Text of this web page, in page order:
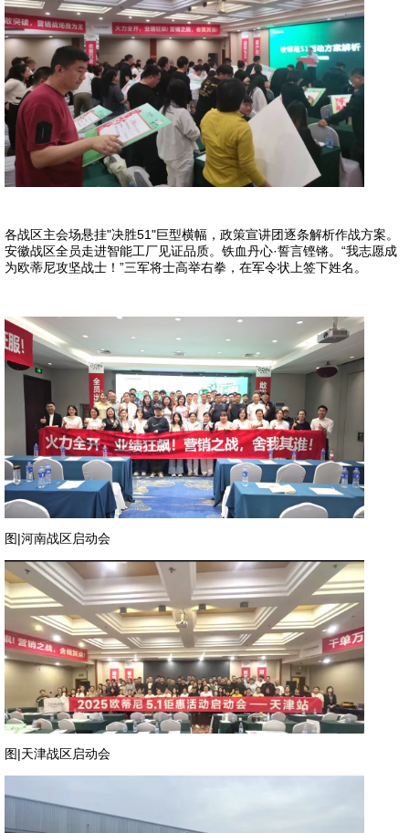
各战区主会场悬挂"决胜51"巨型横幅，政策宣讲团逐条解析作战方案。
安徽战区全员走进智能工厂见证品质。铁血丹心·誓言铿锵。“我志愿成
为欧蒂尼攻坚战士 ！ ”三军将士高举右拳，在军令状上签下姓名。
图|河南战区启动会
图|天津战区启动会